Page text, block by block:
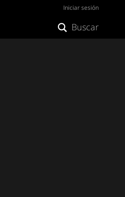
Iniciar sesión
Buscar